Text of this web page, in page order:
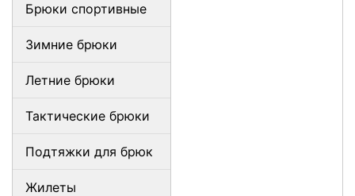
Брюки спортивные
Зимние брюки
Летние брюки
Тактические брюки
Подтяжки для брюк
Жилеты